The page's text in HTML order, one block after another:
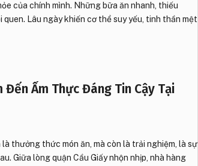
của chính mình. Những bữa ăn nhanh, thiếu
Lâu ngày khiến cơ thể suy yếu, tinh thần mệt
Đến Ẩm Thực Đáng Tin Cậy Tại
thưởng thức món ăn, mà còn là trải nghiệm, là sự
Giữa lòng quận Cầu Giấy nhộn nhịp, nhà hàng